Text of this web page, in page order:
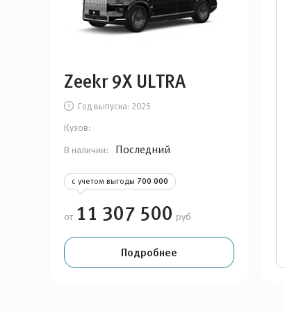
Zeekr 9X ULTRA
Год выпуска: 2025
Кузов:
В наличии:
Последний
с учетом выгоды 700 000
от 11 307 500 руб
Подробнее